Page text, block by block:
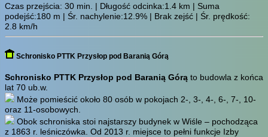
Czas przejścia: 30 min.
| Długość odcinka:1.4 km | Suma
podejść:180 m | Śr. nachylenie:12.9% | Brak zejść | Śr. prędkość:
2.8 km/h
Schronisko PTTK Przysłop pod Baranią Górą
Schronisko PTTK Przysłop pod Baranią Górą to budowla z końca
lat 70 ub.w.
Może pomieścić około 80 osób w pokojach 2-, 3-, 4-, 6-, 7-, 10-
oraz 11-osobowych.
Obok schroniska stoi najstarszy budynek w Wiśle – pochodząca
z 1863 r. leśniczówka. Od 2013 r. miejsce to pełni funkcje Izby